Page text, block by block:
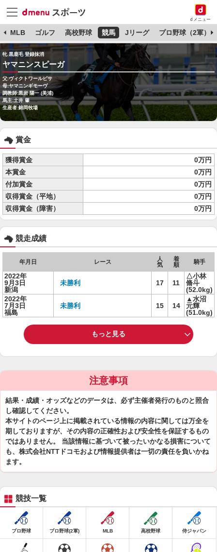
dメニュー
MLB ゴルフ 高校野球 競馬 Jリーグ プロ野球（2軍）
牝 黒鹿毛 登録抹消
ヤマニンスピーガ
父:ヴィクトワールピサ
母:ヤマニンギモーヴ
調教師:黒岩 陽一 (美浦)
馬主:土井 肇
生産者:錦岡牧場
賞金
獲得賞金
0万円
本賞金
0万円
付加賞金
0万円
収得賞金（平地）
0万円
収得賞金（障害）
0万円
競走成績
年月日 レース
人
気
着
順
騎手
2022年
9月3日
新潟
未勝利 17 11
△小林
脩斗
(52.0kg)
2022年
7月3日
福島
未勝利 15 14
▲水沼
元輝
(51.0kg)
もっと見る
注意事項
結果・成績・オッズなどのデータは、必ず主催者発行のものと照合
し確認してください。
本サイトのページ上に掲載されている情報の内容に関しては万全を
期しておりますが、その内容の正確性および安全性を保証するもの
ではありません。 当該情報に基づいて被ったいかなる損害について
も、株式会社NTTドコモおよび情報提供者は一切の責任を負いかね
ます。
競技一覧
プロ野球 プロ野球(2軍) MLB 高校野球 侍ジャパン